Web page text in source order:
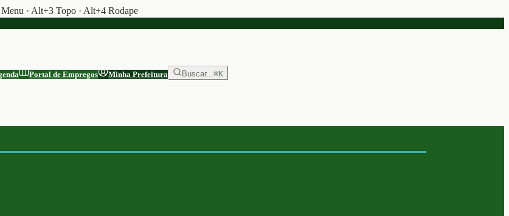
· Alt+3 Topo · Alt+4 Rodape
Portal de Empregos Minha Prefeitura Buscar...⌘K